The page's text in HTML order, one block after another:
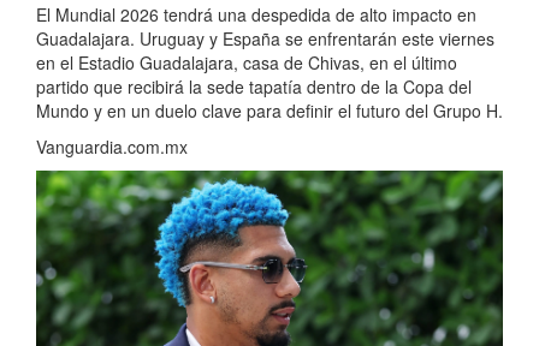
El Mundial 2026 tendrá una despedida de alto impacto en
Guadalajara. Uruguay y España se enfrentarán este viernes
en el Estadio Guadalajara, casa de Chivas, en el último
partido que recibirá la sede tapatía dentro de la Copa del
Mundo y en un duelo clave para definir el futuro del Grupo H.
Vanguardia.com.mx